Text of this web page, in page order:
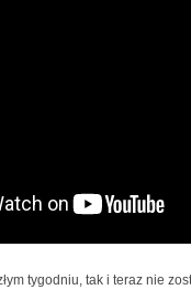
tygodniu, tak i teraz nie